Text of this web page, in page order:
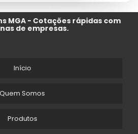
MGA - Cotações rápidas com
de empresas.
Início
Quem Somos
Produtos